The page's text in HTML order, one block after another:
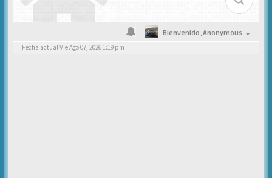
Bienvenido,Anonymous
Fecha actual Vie Ago 07, 2026 1:19 pm